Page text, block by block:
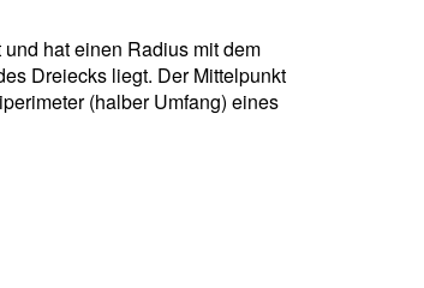
hat einen Radius mit dem
Dreiecks liegt. Der Mittelpunkt
(halber Umfang) eines